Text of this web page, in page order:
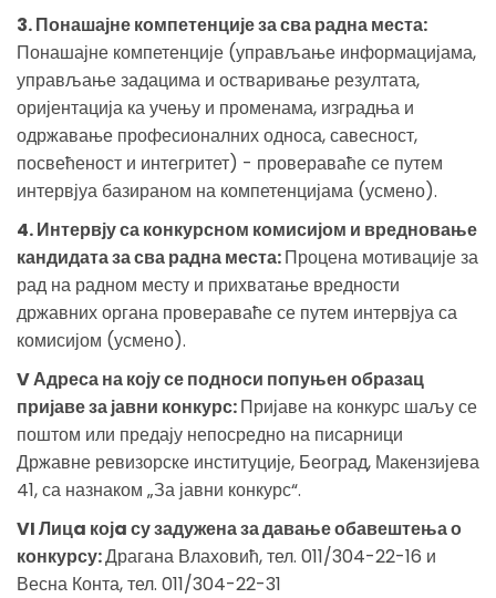
3. Понашајне компетенције за сва радна места:
Понашајне компетенције (управљање информацијама,
управљање задацима и остваривање резултата,
оријентација ка учењу и променама, изградња и
одржавање професионалних односа, савесност,
посвећеност и интегритет) - провераваће се путем
интервјуа базираном на компетенцијама (усмено).
4. Интервју са конкурсном комисијом и вредновање
кандидата за сва радна места:Процена мотивације за
рад на радном месту и прихватање вредности
државних органа провераваће се путем интервјуа са
комисијом (усмено).
V Адреса на коју се подноси попуњен образац
пријаве за јавни конкурс:Пријаве на конкурс шаљу се
поштом или предају непосредно на писарници
Државне ревизорске институције, Београд, Макензијева
41, са назнаком „За јавни конкурс“.
VI Лицa којa су задужена за давање обавештења о
конкурсу:Драгана Влаховић, тел. 011/304-22-16 и
Весна Конта, тел. 011/304-22-31